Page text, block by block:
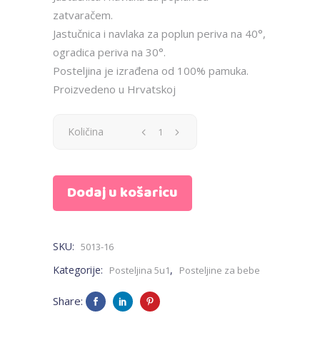
zatvaračem.
Jastučnica i navlaka za poplun periva na 40°,
ogradica periva na 30°.
Posteljina je izrađena od 100% pamuka.
Proizvedeno u Hrvatskoj
Posteljina
-
Količina
Dodaj u košaricu
SKU: 5013-16
Kategorije: Posteljina 5u1, Posteljine za bebe
Share: